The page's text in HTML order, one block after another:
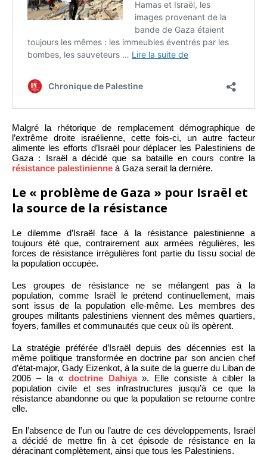
Malgré la rhétorique de remplacement démographique de
l’extrême droite israélienne, cette fois-ci, un autre facteur
alimente les efforts d’Israël pour déplacer les Palestiniens de
Gaza : Israël a décidé que sa bataille en cours contre la
résistance palestinienne à Gaza serait la dernière.
Le « problème de Gaza » pour Israël et
la source de la résistance
Le dilemme d’Israël face à la résistance palestinienne a
toujours été que, contrairement aux armées régulières, les
forces de résistance irrégulières font partie du tissu social de
la population occupée.
Les groupes de résistance ne se mélangent pas à la
population, comme Israël le prétend continuellement, mais
sont issus de la population elle-même. Les membres des
groupes militants palestiniens viennent des mêmes quartiers,
foyers, familles et communautés que ceux où ils opèrent.
La stratégie préférée d’Israël depuis des décennies est la
même politique transformée en doctrine par son ancien chef
d’état-major, Gady Eizenkot, à la suite de la guerre du Liban de
2006 – la « doctrine Dahiya». Elle consiste à cibler la
population civile et ses infrastructures jusqu’à ce que la
résistance abandonne ou que la population se retourne contre
elle.
En l’absence de l’un ou l’autre de ces développements, Israël
a décidé de mettre fin à cet épisode de résistance en la
déracinant complètement, ainsi que tous les Palestiniens.